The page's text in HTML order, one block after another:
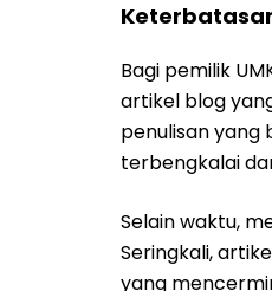
Bagi pemilik
artikel blog
penulisan yang
terbengkalai
Selain waktu,
Seringkali,
yang